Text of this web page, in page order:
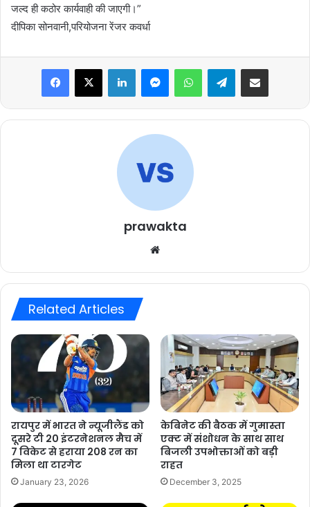
जल्द ही कठोर कार्यवाही की जाएगी।”
दीपिका सोनवानी,परियोजना रेंजर कवर्धा
Facebook
X LinkedInMessengerWhatsAppTelegramShare via Email
prawakta
Related Articles
रायपुर में भारत ने न्यूजीलैंड को
दूसरे टी 20 इंटरनेशनल मैच में
7 विकेट से हराया 208 रन का
मिला था टारगेट
January 23, 2026
केबिनेट की बैठक में गुमास्ता
एक्ट में संशोधन के साथ साथ
बिजली उपभोक्ताओं को बड़ी
राहत
December 3, 2025